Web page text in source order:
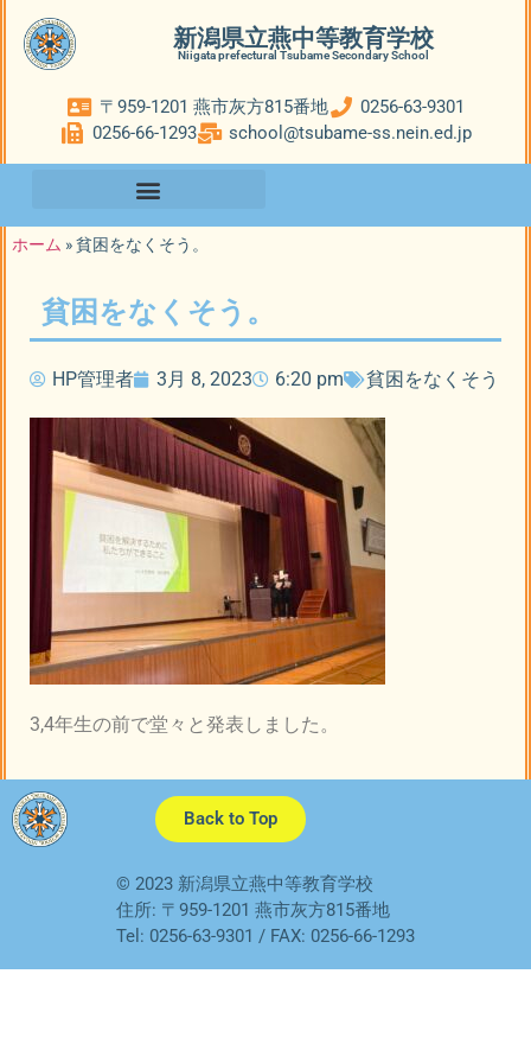
新潟県立燕中等教育学校
Niigata prefectural Tsubame Secondary School
〒959-1201 燕市灰方815番地
0256-63-9301
0256-66-1293
school@tsubame-ss.nein.ed.jp
ホーム »貧困をなくそう。
貧困をなくそう。
HP管理者 3月 8, 2023 6:20 pm 貧困をなくそう
3,4年生の前で堂々と発表しました。
Back to Top
© 2023 新潟県立燕中等教育学校
住所: 〒959-1201 燕市灰方815番地
Tel: 0256-63-9301 / FAX: 0256-66-1293